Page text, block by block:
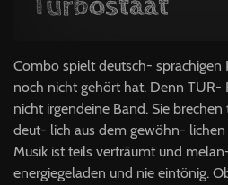
Combo spielt deutsch- sprachigen
noch nicht gehört hat. Denn TUR-
nicht irgendeine Band. Sie
deut- lich aus dem gewöhn-
Musik ist teils verträumt und
energiegeladen und nie eintönig.